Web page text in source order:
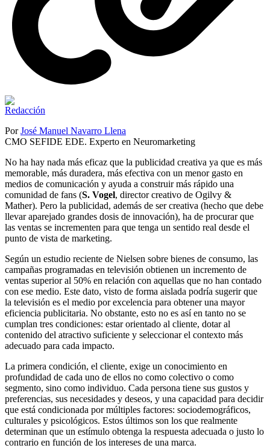
PorJosé Manuel Navarro Llena
CMO SEFIDE EDE. Experto en Neuromarketing
No ha hay nada más eficaz que la publicidad creativa ya que es más
memorable, más duradera, más efectiva con un menor gasto en
medios de comunicación y ayuda a construir más rápido una
comunidad de fans (S. Vogel, director creativo de Ogilvy &
Mather). Pero la publicidad, además de ser creativa (hecho que debe
llevar aparejado grandes dosis de innovación), ha de procurar que
las ventas se incrementen para que tenga un sentido real desde el
punto de vista de marketing.
Según un estudio reciente de Nielsen sobre bienes de consumo, las
campañas programadas en televisión obtienen un incremento de
ventas superior al 50% en relación con aquellas que no han contado
con ese medio. Este dato, visto de forma aislada podría sugerir que
la televisión es el medio por excelencia para obtener una mayor
eficiencia publicitaria. No obstante, esto no es así en tanto no se
cumplan tres condiciones: estar orientado al cliente, dotar al
contenido del atractivo suficiente y seleccionar el contexto más
adecuado para cada impacto.
La primera condición, el cliente, exige un conocimiento en
profundidad de cada uno de ellos no como colectivo o como
segmento, sino como individuo. Cada persona tiene sus gustos y
preferencias, sus necesidades y deseos, y una capacidad para decidir
que está condicionada por múltiples factores: sociodemográficos,
culturales y psicológicos. Estos últimos son los que realmente
determinan que un estímulo obtenga la respuesta adecuada o justo lo
contrario en función de los intereses de una marca.